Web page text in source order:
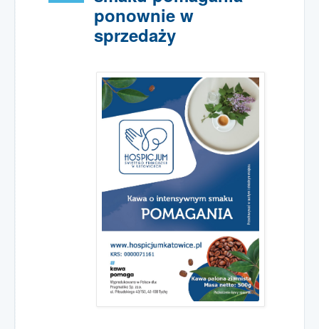
Grupa wsparcia
dla osób w żałobie
rodzin podopiecznych
Spotkania Online
ponownie w
sprzedaży